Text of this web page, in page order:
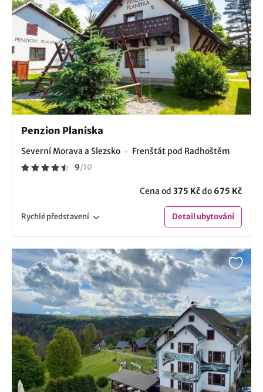
Penzion Planiska
Severní Morava a Slezsko Frenštát pod Radhoštěm
9/10
Cena od 375 Kčdo 675 Kč
Rychlépředstavení Detailubytování